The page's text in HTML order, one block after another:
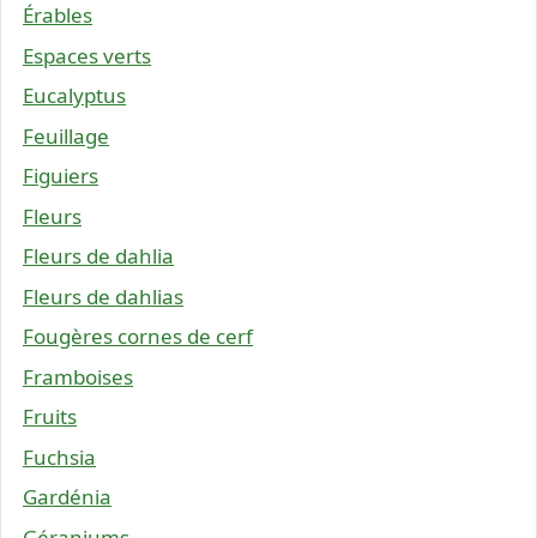
Érables
Espaces verts
Eucalyptus
Feuillage
Figuiers
Fleurs
Fleurs de dahlia
Fleurs de dahlias
Fougères cornes de cerf
Framboises
Fruits
Fuchsia
Gardénia